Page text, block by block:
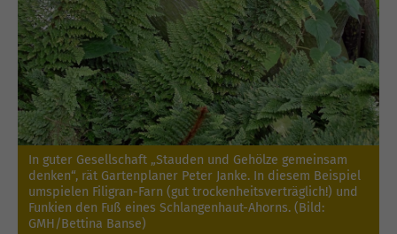
In guter Gesellschaft „Stauden und Gehölze gemeinsam
denken“, rät Gartenplaner Peter Janke. In diesem Beispiel
umspielen Filigran-Farn (gut trockenheitsverträglich!) und
Funkien den Fuß eines Schlangenhaut-Ahorns. (Bild:
GMH/Bettina Banse)